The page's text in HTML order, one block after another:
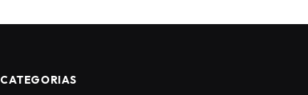
CATEGORIAS